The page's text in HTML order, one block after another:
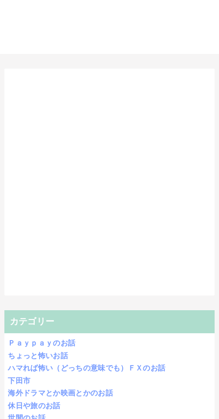
カテゴリー
Ｐａｙｐａｙのお話
ちょっと怖いお話
ハマれば怖い（どっちの意味でも）ＦＸのお話
下田市
海外ドラマとか映画とかのお話
休日や旅のお話